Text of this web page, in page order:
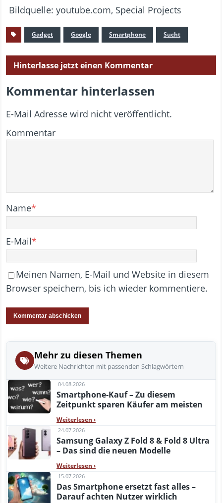
Bildquelle: youtube.com, Special Projects
Gadget Google Smartphone Sucht
Hinterlasse jetzt einen Kommentar
Kommentar hinterlassen
E-Mail Adresse wird nicht veröffentlicht.
Kommentar
Name*
E-Mail*
Meinen Namen, E-Mail und Website in diesem
Browser speichern, bis ich wieder kommentiere.
Mehr zu diesen Themen
Weitere Nachrichten mit passenden Schlagwörtern
04.08.2026
Smartphone-Kauf – Zu diesem
Zeitpunkt sparen Käufer am meisten
Weiterlesen ›
24.07.2026
Samsung Galaxy Z Fold 8 & Fold 8 Ultra
– Das sind die neuen Modelle
Weiterlesen ›
15.07.2026
Das Smartphone ersetzt fast alles –
Darauf achten Nutzer wirklich